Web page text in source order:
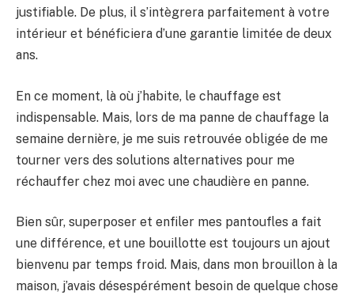
justifiable. De plus, il s’intègrera parfaitement à votre
intérieur et bénéficiera d’une garantie limitée de deux
ans.
En ce moment, là où j’habite, le chauffage est
indispensable. Mais, lors de ma panne de chauffage la
semaine dernière, je me suis retrouvée obligée de me
tourner vers des solutions alternatives pour me
réchauffer chez moi avec une chaudière en panne.
Bien sûr, superposer et enfiler mes pantoufles a fait
une différence, et une bouillotte est toujours un ajout
bienvenu par temps froid. Mais, dans mon brouillon à la
maison, j’avais désespérément besoin de quelque chose